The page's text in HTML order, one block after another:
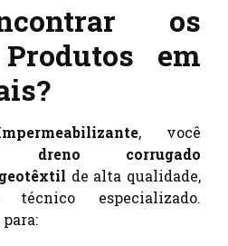
os
em
, você
dreno corrugado
de alta qualidade,
técnico especializado.